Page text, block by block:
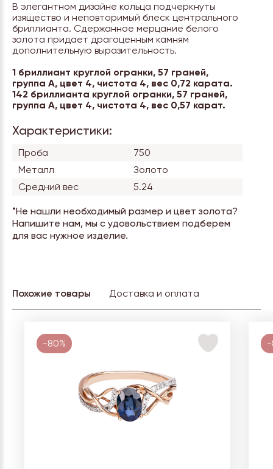
В элегантном дизайне кольца подчеркнуты
изящество и неповторимый блеск центрального
бриллианта. Сдержанное мерцание белого
золота придает драгоценным камням
дополнительную выразительность.
1 бриллиант круглой огранки, 57 граней,
группа А, цвет 4, чистота 4, вес 0,72 карата.
142 бриллианта круглой огранки, 57 граней,
группа А, цвет 4, чистота 4, вес 0,57 карат.
Характеристики:
Проба
750
Металл
Золото
Средний вес
5.24
*Не нашли необходимый размер и цвет золота?
Напишите нам, мы с удовольствием подберем
для вас нужное изделие.
Похожие товары Доставка и оплата
-80% -